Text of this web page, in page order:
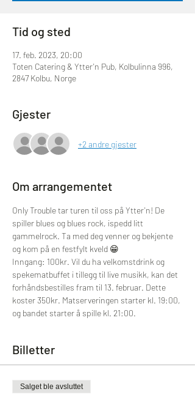
Tid og sted
17. feb. 2023, 20:00
Toten Catering & Ytter'n Pub, Kolbulinna 996,
2847 Kolbu, Norge
Gjester
+2 andre gjester
Om arrangementet
Only Trouble tar turen til oss på Ytter'n! De
spiller blues og blues rock, ispedd litt
gammelrock. Ta med deg venner og bekjente
og kom på en festfylt kveld 😁
Inngang: 100kr. Vil du ha velkomstdrink og
spekematbuffet i tillegg til live musikk, kan det
forhåndsbestilles fram til 13. februar. Dette
koster 350kr. Matserveringen starter kl. 19:00,
og bandet starter å spille kl. 21:00.
Billetter
Salget ble avsluttet